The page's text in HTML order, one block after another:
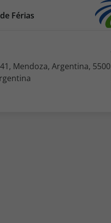
Férias
Mendoza, Argentina, 5500